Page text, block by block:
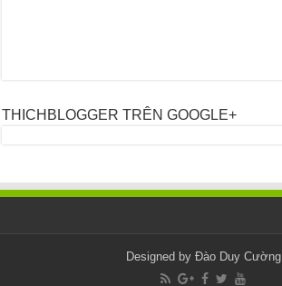
THICHBLOGGER TRÊN GOOGLE+
Designed by Đào Duy Cường